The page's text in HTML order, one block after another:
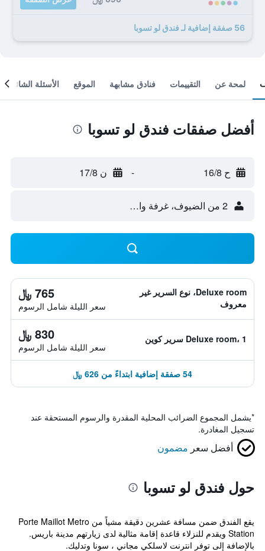
56 صفقة إضافية لـ فندق لو تسوبا
لمحة عن التقييمات فنادق مشابهة الموقع الأسئلة الشائعة
أفضل صفقات فندق لو تسوبا
ح 16/8 - ن 17/8
2 من الضيوف، غرفة واحدة
Deluxe room، نوع السرير غير
معروف
765 ﷼
سعر الليلة شامل الرسوم
Deluxe room، 1 سرير كوين 830 ﷼
سعر الليلة شامل الرسوم
54 صفقة إضافية ابتداءً من 626 ﷼
*يشمل المجموع الضرائب المحلية المقدرة والرسوم المستحقة عند
تسجيل المغادرة.
أفضل سعر مضمون
حول فندق لو تسوبا
يقع الفندق ضمن مسافة عشرين دقيقة مشياً من Porte Maillot Metro
Station ويقدم للنزلاء قاعدة إقامة مثالية لدى زيارتهم مدينة باريس.
بالإضافة إلى توفر انترنت لاسلكي مجاني ، سونا وتدليك.